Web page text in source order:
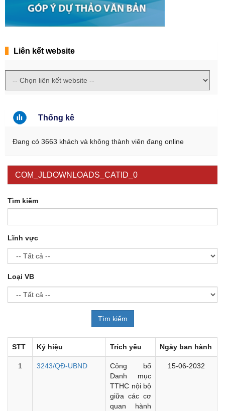
Liên kết website
Thống kê
Đang có 3663 khách và không thành viên đang online
COM_JLDOWNLOADS_CATID_0
Tìm kiếm
Lĩnh vực
Loại VB
STT Ký hiệu Trích yếu Ngày ban hành
1 3243/QĐ-UBND
Công bố
Danh mục
TTHC nội bộ
giữa các cơ
quan hành
15-06-2032